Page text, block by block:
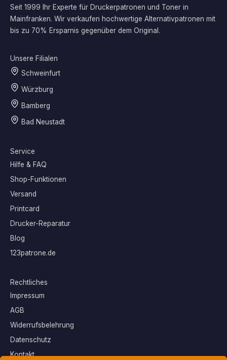
Seit 1999 Ihr Experte für Druckerpatronen und Toner in
Mainfranken. Wir verkaufen hochwertige Alternativpatronen mit
bis zu 70% Ersparnis gegenüber dem Original.
Unsere Filialen
Schweinfurt
Würzburg
Bamberg
Bad Neustadt
Service
Hilfe & FAQ
Shop-Funktionen
Versand
Printcard
Drucker-Reparatur
Blog
123patrone.de
Rechtliches
Impressum
AGB
Widerrufsbelehrung
Datenschutz
Kontakt